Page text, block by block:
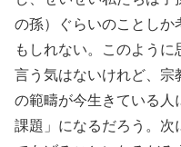
の孫）ぐらいのことしか
もしれない。このよう
言う気はないけれど、宗
の範疇が今生きている人
課題」になるだろう。次